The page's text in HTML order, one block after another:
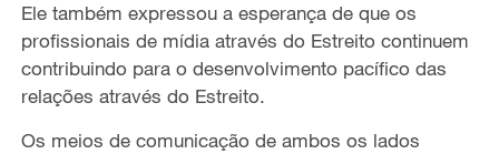
Ele também expressou a esperança de que os
profissionais de mídia através do Estreito continuem
contribuindo para o desenvolvimento pacífico das
relações através do Estreito.
Os meios de comunicação de ambos os lados